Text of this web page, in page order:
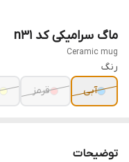
ماگ سرامیکی کد n31
Ceramic mug
رنگ
آبی
قرمز
توضیحات